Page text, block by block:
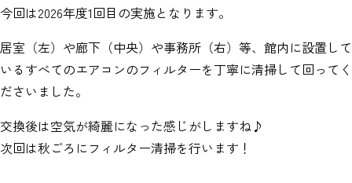
今回は2026年度1回目の実施となります。
居室（左）や廊下（中央）や事務所（右）等、館内に設置して
いるすべてのエアコンのフィルターを丁寧に清掃して回ってく
ださいました。
交換後は空気が綺麗になった感じがしますね♪
次回は秋ごろにフィルター清掃を行います！